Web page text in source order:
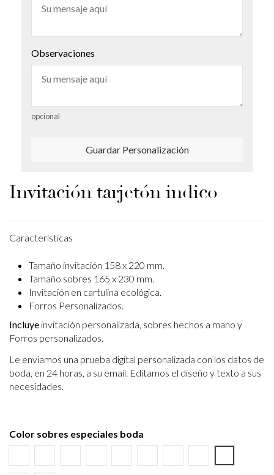
Observaciones
opcional
Guardar Personalización
Invitación tarjetón indico
Características
Tamaño invitación 158 x 220 mm.
Tamaño sobres 165 x 230 mm.
Invitación en cartulina ecológica.
Forros Personalizados.
Incluye invitación personalizada, sobres hechos a mano y
Forros personalizados.
Le enviamos una prueba digital personalizada con los datos de
boda, en 24 horas, a su email. Editamos el diseño y texto a sus
necesidades.
Color sobres especiales boda